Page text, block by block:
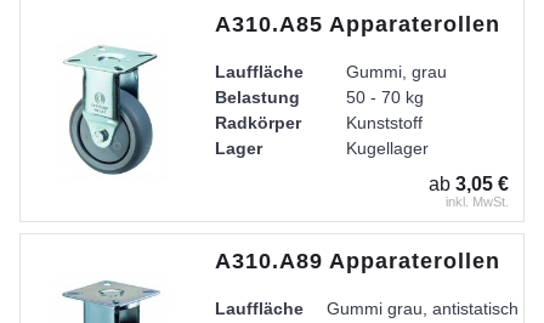
A310.A85 Apparaterollen
Lauffläche
Gummi, grau
Belastung
50 - 70 kg
Radkörper
Kunststoff
Lager
Kugellager
Gabel aus Stahlblech
ab 3,05 €
inkl. MwSt.
A310.A89 Apparaterollen
Lauffläche
Gummi grau, antistatisch